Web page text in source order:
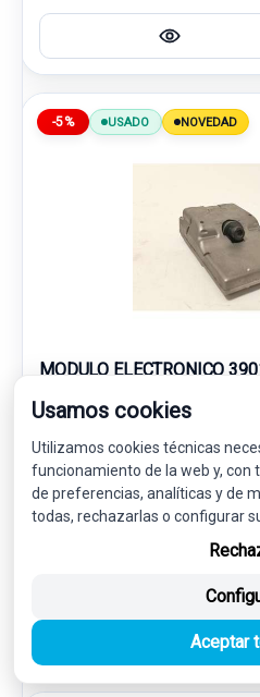
-5% USADO NOVEDAD
MODULO ELECTRONICO
OPEL ASTRA K (B16) 1.6 CDTI (68)
53,00 €
50,35 € sin IVA.
60,92 € (IVA incl.)
Envío 24-48h
Usamos cookies
Utilizamos cookies técnicas
funcionamiento de la web y, con
de preferencias, analíticas y de
todas, rechazarlas o configurar
Aceptar